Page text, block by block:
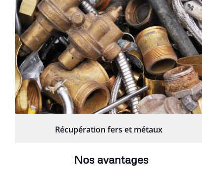
Récupération fers et métaux
Nos avantages